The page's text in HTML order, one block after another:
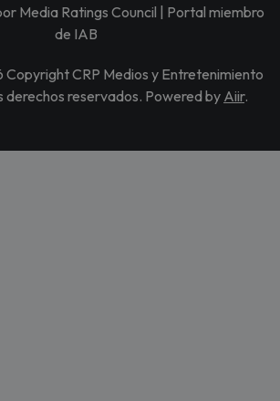
Media Ratings Council | Portal miembro
de IAB
CRP Medios y Entretenimiento
derechos reservados. Powered by Aiir.